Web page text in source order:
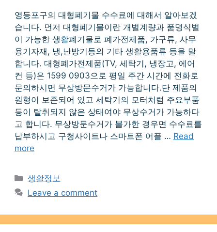
영등포구의 대형폐기물 수수료에 대해서 알아보겠
습니다. 먼저 대형폐기물이란 개별계량과 품명식별
이 가능한 생활폐기물로 폐가전제품, 가구류, 사무
용기자재, 냉,난방기등의 기타 생활용품류 등을 말
합니다. 대형폐가전제품(TV, 세탁기, 냉장고, 에어
컨 등)은 1599 0903으로 평일 주간 시간에 전화로
문의하시면 무상방문수거가 가능합니다.단 제품의
원형이 보존되어 있고 세탁기의 모터처럼 주요부품
등이 탈취되지 않은 상태여야 무상수거가 가능하다
고 합니다. 무상방문수거가 불가한 경우면 수수료를
납부하시고 구청사이트나 스마트폰 어플 … Read
more
Categories
생활정보
Leave a comment